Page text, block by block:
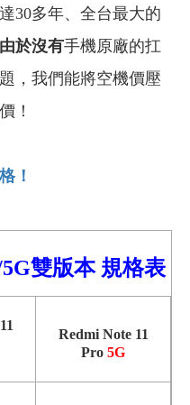
30多年、全台最大的
由於沒有手機原廠的扛
，我們能將空機價壓
！
！
雙版本 規格表
Redmi Note 11
Pro 5G